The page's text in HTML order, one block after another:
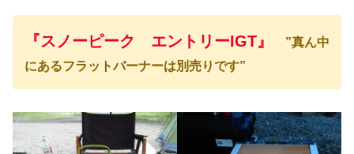
『スノーピーク エントリーIGT』
”真ん中
にあるフラットバーナーは別売りです”